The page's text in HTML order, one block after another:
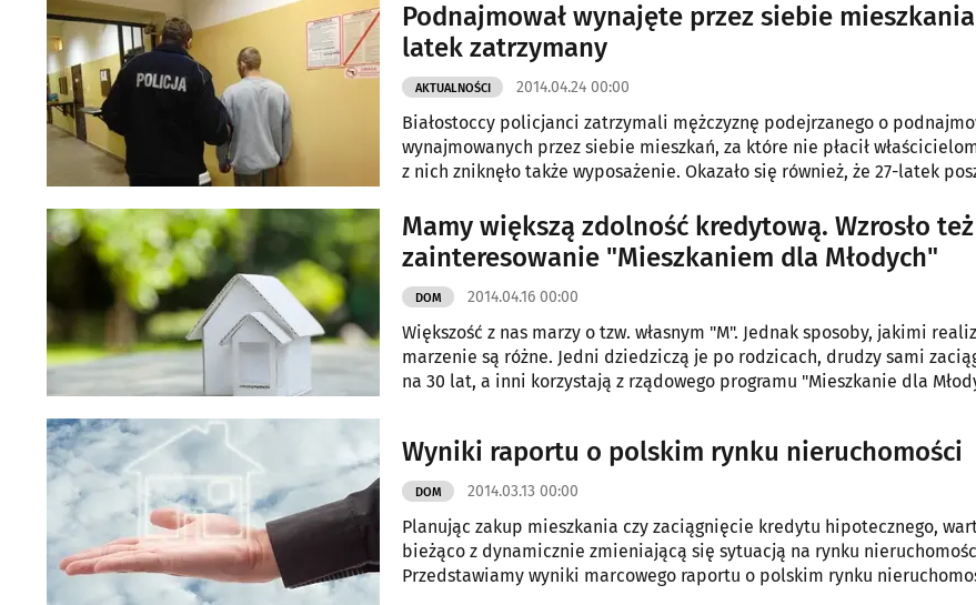
Podnajmował wynajęte przez siebie
latek zatrzymany
AKTUALNOŚCI 2014.04.24 00:00
Białostoccy policjanci zatrzymali mężczyznę podejrzanego o
wynajmowanych przez siebie mieszkań, za które nie płacił
z nich zniknęło także wyposażenie. Okazało się również, że 27-latek
Mamy większą zdolność kredytową. Wzrosło też
zainteresowanie "Mieszkaniem dla Młodych"
DOM 2014.04.16 00:00
Większość z nas marzy o tzw. własnym "M". Jednak sposoby, jakimi
marzenie są różne. Jedni dziedziczą je po rodzicach, drudzy sami
na 30 lat, a inni korzystają z rządowego programu "Mieszkanie dla
Wyniki raportu o polskim rynku nieruchomości
DOM 2014.03.13 00:00
Planując zakup mieszkania czy zaciągnięcie kredytu hipotecznego,
bieżąco z dynamicznie zmieniającą się sytuacją na rynku
Przedstawiamy wyniki marcowego raportu o polskim rynku